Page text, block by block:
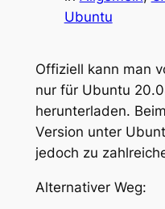
Ubuntu
Offiziell kann man
nur für Ubuntu
herunterladen.
Version unter
jedoch zu
Alternativer Weg: